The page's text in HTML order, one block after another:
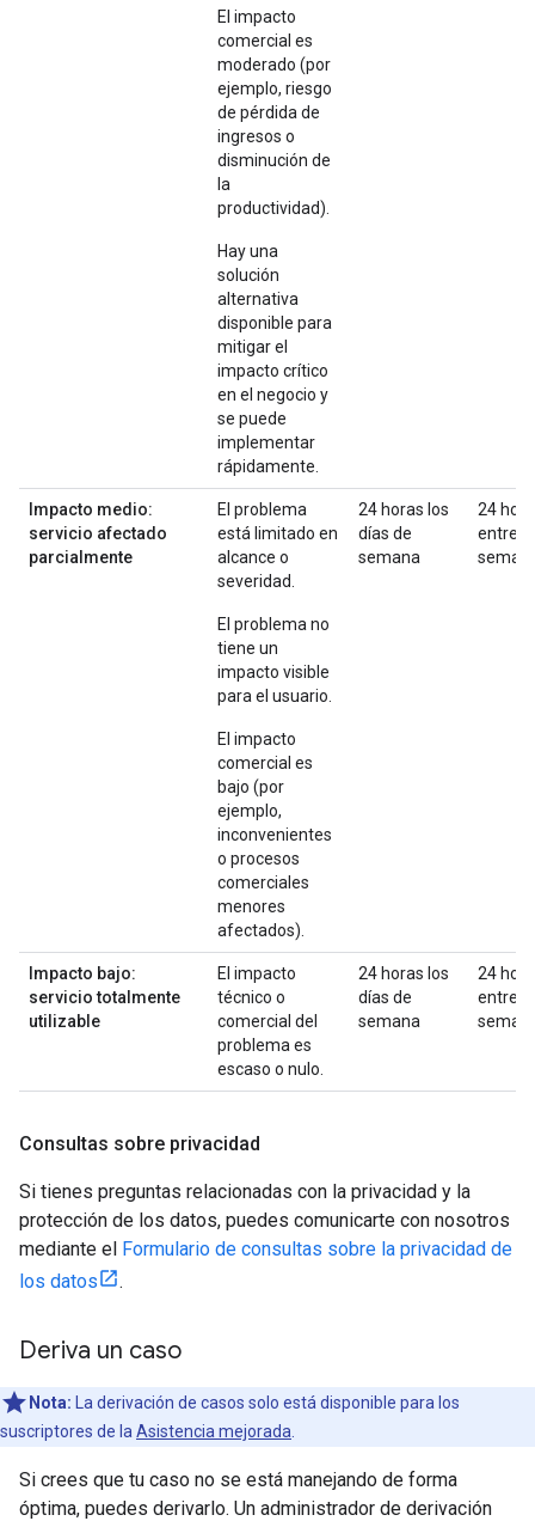
El impacto
comercial es
moderado (por
ejemplo, riesgo
de pérdida de
ingresos o
disminución de
la
productividad).
Hay una
solución
alternativa
disponible para
mitigar el
impacto crítico
en el negocio y
se puede
implementar
rápidamente.
Impacto medio:
servicio afectado
parcialmente
El problema
está limitado en
alcance o
severidad.
El problema no
tiene un
impacto visible
para el usuario.
El impacto
comercial es
bajo (por
ejemplo,
inconvenientes
o procesos
comerciales
menores
afectados).
24 horas los
días de
semana
24
entre
Impacto bajo:
servicio totalmente
utilizable
El impacto
técnico o
comercial del
problema es
escaso o nulo.
24 horas los
días de
semana
24
entre
Consultas sobre privacidad
Si tienes preguntas relacionadas con la privacidad y la
protección de los datos, puedes comunicarte con nosotros
mediante el Formulario de consultas sobre la privacidad de
los datos
.
Deriva un caso
Nota: La derivación de casos solo está disponible para los
suscriptores de la Asistencia mejorada
Si crees que tu caso no se está manejando de forma
óptima, puedes derivarlo. Un administrador de derivación